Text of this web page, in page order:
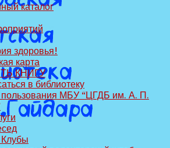
каталог
здоровья!
карта
КНИГУ
в библиотеку
МБУ “ЦГДБ им. А. П.